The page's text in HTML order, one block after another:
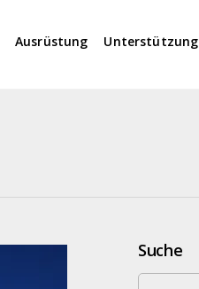
Ausrüstung Unterstützung
Suche